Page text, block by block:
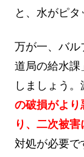
と、水がピタ
万が一、バル
道局の給水課
しましょう。
の破損がより
り、二次被
対処が必要で